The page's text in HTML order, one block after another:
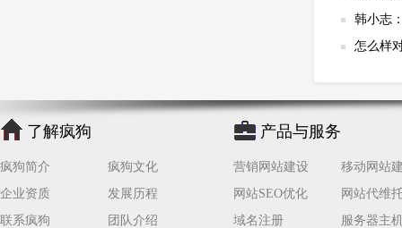
韩小志
怎么样
了解疯狗
疯狗简介
疯狗文化
企业资质
发展历程
联系疯狗
团队介绍
产品与服务
营销网站建设
移动网站
网站SEO优化
网站代维
域名注册
服务器主